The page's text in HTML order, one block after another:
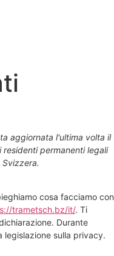
aggiornata l'ultima volta il
permanenti legali
cosa facciamo con
trametsch.bz/it/. Ti
Durante
legislazione sulla privacy.